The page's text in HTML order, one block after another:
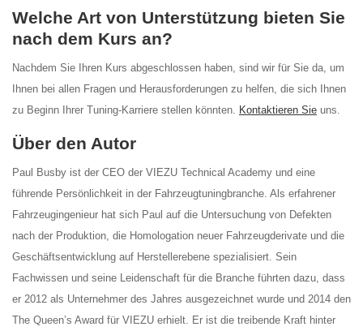
Welche Art von Unterstützung bieten Sie
nach dem Kurs an?
Nachdem Sie Ihren Kurs abgeschlossen haben, sind wir für Sie da, um
Ihnen bei allen Fragen und Herausforderungen zu helfen, die sich Ihnen
zu Beginn Ihrer Tuning-Karriere stellen könnten. Kontaktieren Sie uns.
Über den Autor
Paul Busby ist der CEO der VIEZU Technical Academy und eine
führende Persönlichkeit in der Fahrzeugtuningbranche. Als erfahrener
Fahrzeugingenieur hat sich Paul auf die Untersuchung von Defekten
nach der Produktion, die Homologation neuer Fahrzeugderivate und die
Geschäftsentwicklung auf Herstellerebene spezialisiert. Sein
Fachwissen und seine Leidenschaft für die Branche führten dazu, dass
er 2012 als Unternehmer des Jahres ausgezeichnet wurde und 2014 den
The Queen’s Award für VIEZU erhielt. Er ist die treibende Kraft hinter